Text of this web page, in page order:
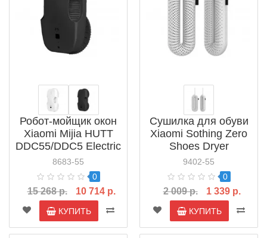
Робот-мойщик окон
Xiaomi Mijia HUTT
DDC55/DDC5 Electric
Window Cleaner
Robot
8683-55
0
15 268 р. 10 714 р.
КУПИТЬ
Сушилка для обуви
Xiaomi Sothing Zero
Shoes Dryer
(3050280)
9402-55
0
2 009 р. 1 339 р.
КУПИТЬ